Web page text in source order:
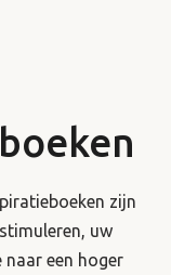
zijn
uw
naar een hoger